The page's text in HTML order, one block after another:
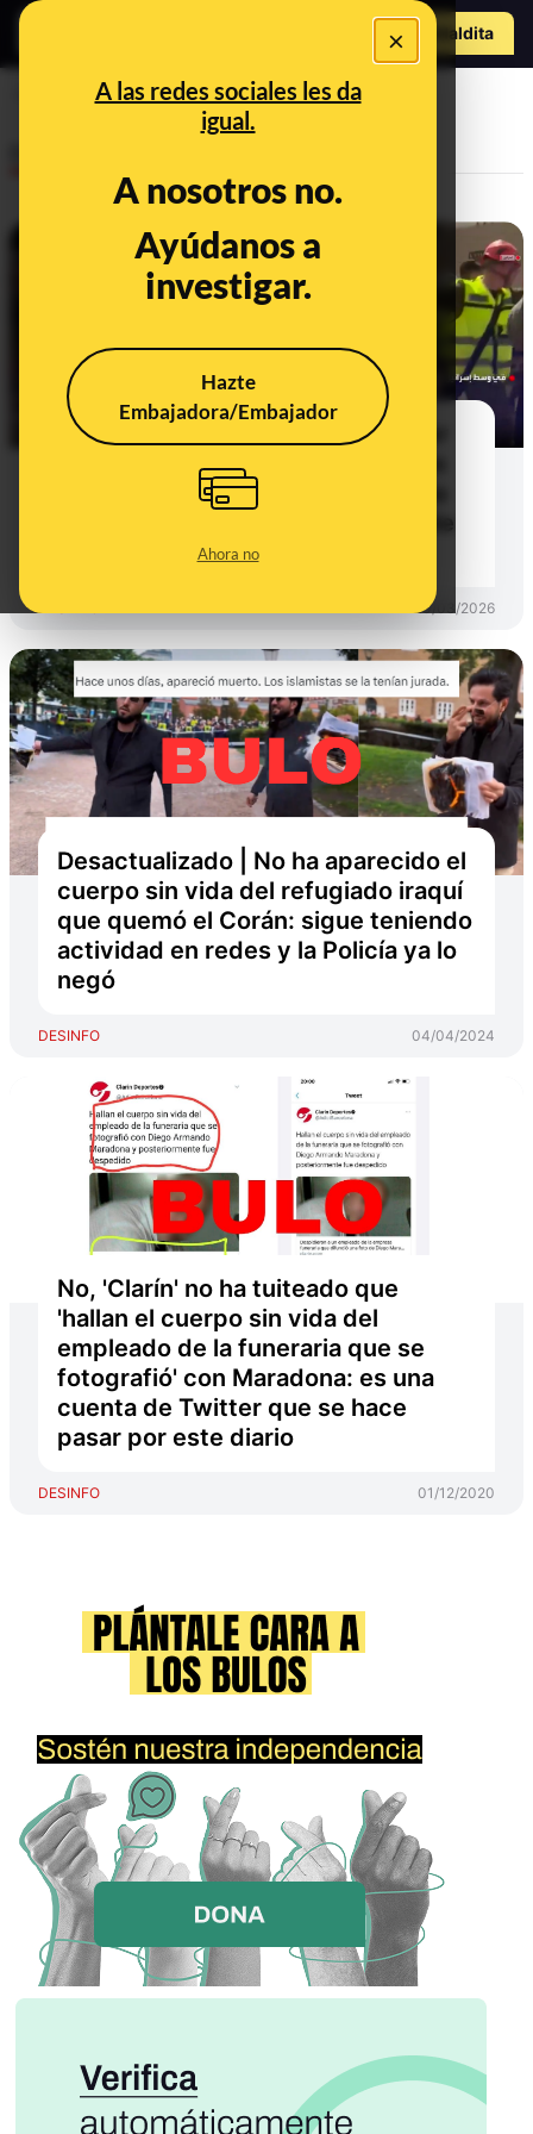
×
A las redes sociales les da
igual.
A nosotros no.
Ayúdanos a
investigar.
Hazte
Embajadora/Embajador
Ahora no
Hazte Maldita
No hay pruebas de que el director
del Mossad haya muerto después
de que su oficina fuese alcanzada
por un misil iraní, a 20 de marzo de
DESINFO 20/03/2026
Desactualizado | No ha aparecido el
cuerpo sin vida del refugiado iraquí
que quemó el Corán: sigue teniendo
actividad en redes y la Policía ya lo
negó
DESINFO 04/04/2024
No, 'Clarín' no ha tuiteado que
'hallan el cuerpo sin vida del
empleado de la funeraria que se
fotografió' con Maradona: es una
cuenta de Twitter que se hace
pasar por este diario
DESINFO 01/12/2020